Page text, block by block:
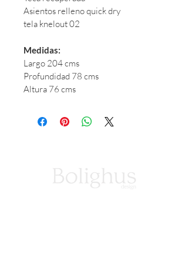
Asientos relleno quick dry
tela knelout 02
Medidas:
Largo 204 cms
Profundidad 78 cms
Altura 76 cms